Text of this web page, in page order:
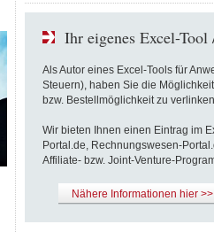
Ihr eigenes Excel-
Als Autor eines Excel-Tools für
Steuern), haben Sie die
bzw. Bestellmöglichkeit zu
Wir bieten Ihnen einen Eintrag im
Portal.de, Rechnungswesen-
Affiliate- bzw. Joint-Venture-
Nähere Informationen hier >>